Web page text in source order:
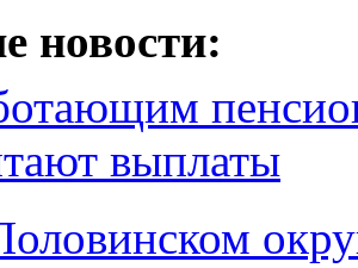
новости:
выплаты